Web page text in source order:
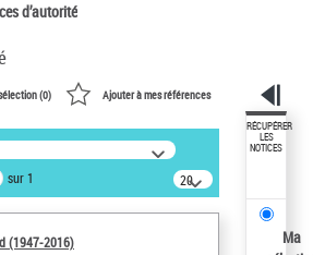
d’autorité
dans les
:
2016)
(0) Ajouter à mes références
sur 1
20
résultats/page
(1947-2016)
RÉCUPÉRER
LES
NOTICES
Ma